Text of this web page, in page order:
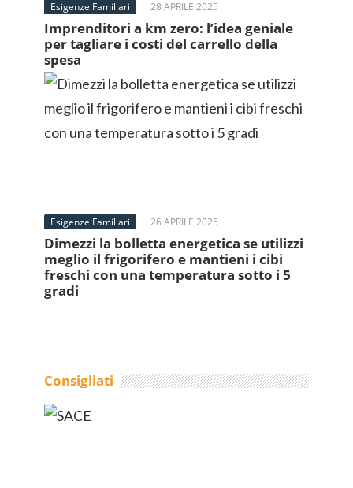
Esigenze Familiari 28 APRILE 2025
Imprenditori a km zero: l’idea geniale
per tagliare i costi del carrello della
spesa
Esigenze Familiari 26 APRILE 2025
Dimezzi la bolletta energetica se utilizzi
meglio il frigorifero e mantieni i cibi
freschi con una temperatura sotto i 5
gradi
Consigliati